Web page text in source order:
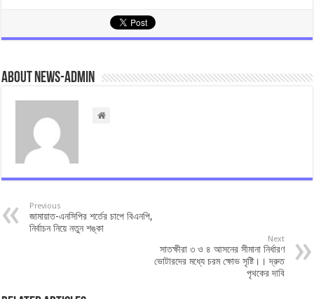
About news-admin
Previous
জামায়াত-এনসিপির শর্তের চাপে বিএনপি,
নির্বাচন নিয়ে নতুন শঙ্কা
Next
সাতক্ষীরা ৩ ও ৪ আসনের সীমানা নির্ধারণ
ভোটারদের মধ্যে চরম ক্ষোভ সৃষ্টি।। দ্রুত
পৃথকের দাবি